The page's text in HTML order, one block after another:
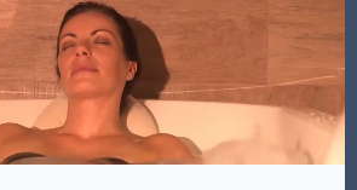
DÉCOUVRIR EN IMAGES
NEWSLETTERS
BONNES RAISONS DE VENIR
MON COMPTE
MON PANIER
ACCÈS
CONTACT
MESURES D'HYGIÈNE